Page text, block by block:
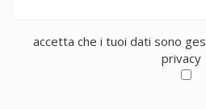
accetta che i tuoi dati sono
privacy